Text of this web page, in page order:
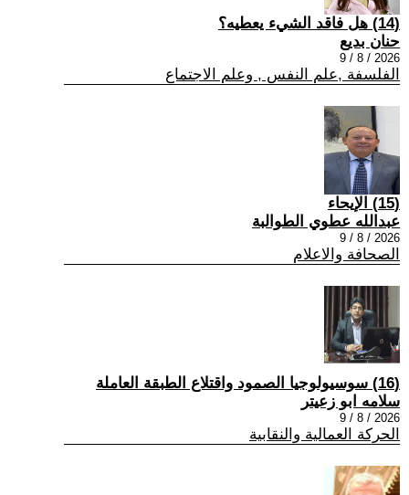
(14) هل فاقد الشيء يعطيه؟
حنان بديع
2026 / 8 / 9
الفلسفة ,علم النفس , وعلم الاجتماع
(15) الإيحاء
عبدالله عطوي الطوالبة
2026 / 8 / 9
الصحافة والاعلام
(16) سوسيولوجيا الصمود واقتلاع الطبقة العاملة
سلامه ابو زعيتر
2026 / 8 / 9
الحركة العمالية والنقابية